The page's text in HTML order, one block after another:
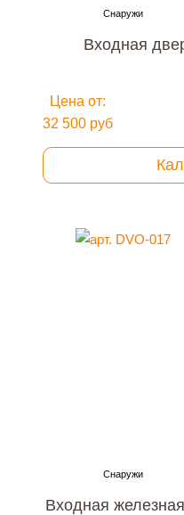
Входная
Цена от:
32 500 руб
Входная